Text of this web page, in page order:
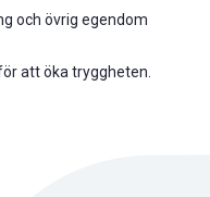
och övrig egendom
att öka tryggheten.